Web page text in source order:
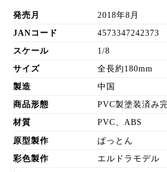
発売月 2018年8月
JANコード 4573347242373
スケール 1/8
サイズ 全長約180mm
製造 中国
商品形態 PVC製塗装済み
材質 PVC、ABS
原型製作 ぱっとん
彩色製作 エルドラモデル